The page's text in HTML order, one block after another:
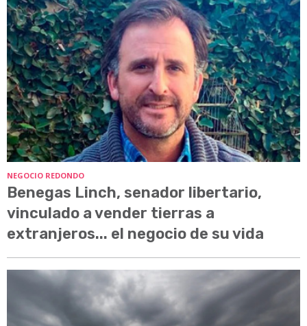
NEGOCIO REDONDO
Benegas Linch, senador libertario,
vinculado a vender tierras a
extranjeros... el negocio de su vida